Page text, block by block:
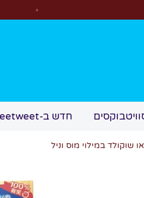
חדש ב-Sweetweet
שוקולד במילוי מוס וניל